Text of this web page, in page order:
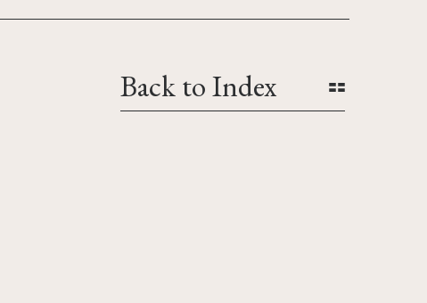
Back to Index